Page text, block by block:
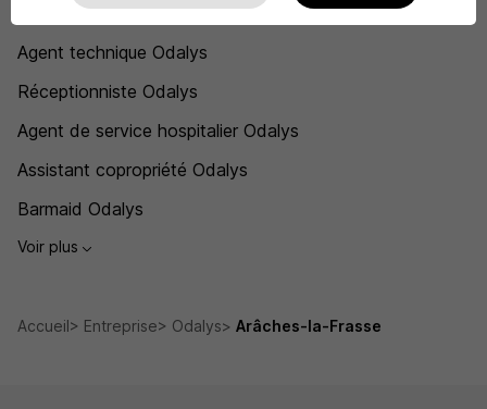
Femme de ménage Odalys
Agent technique Odalys
Réceptionniste Odalys
Agent de service hospitalier Odalys
Assistant copropriété Odalys
Barmaid Odalys
Voir plus
Accueil Entreprise Odalys Arâches-la-Frasse